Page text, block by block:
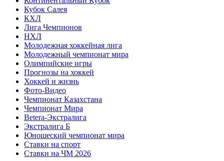
Кубок Салея
КХЛ
Лига Чемпионов
НХЛ
Молодежная хоккейная лига
Молодежный чемпионат мира
Олимпийские игры
Прогнозы на хоккей
Хоккей и жизнь
Фото-Видео
Чемпионат Казахстана
Чемпионат Мира
Betera-Экстралига
Экстралига Б
Юношеский чемпионат мира
Ставки на спорт
Ставки на ЧМ 2026